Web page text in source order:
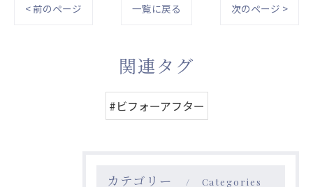
< 前のページ 一覧に戻る 次のページ >
関連タグ
#ビフォーアフター
カテゴリー Categories